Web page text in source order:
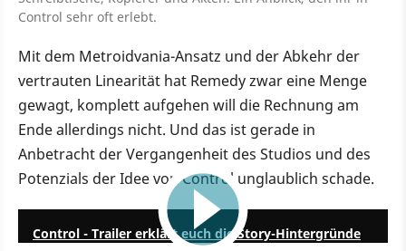
Control sehr oft erlebt.
Mit dem Metroidvania-Ansatz und der Abkehr der
vertrauten Linearität hat Remedy zwar eine Menge
gewagt, komplett aufgehen will die Rechnung am
Ende allerdings nicht. Und das ist gerade in
Anbetracht der Vergangenheit des Studios und des
Potenzials der Idee von Control unglaublich schade.
Control - Trailer erklärt euch die Story-Hintergründe